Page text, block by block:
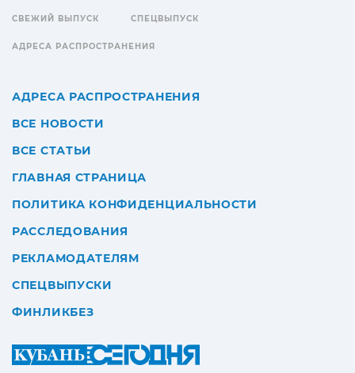
СВЕЖИЙ ВЫПУСК СПЕЦВЫПУСК
АДРЕСА РАСПРОСТРАНЕНИЯ
АДРЕСА РАСПРОСТРАНЕНИЯ
ВСЕ НОВОСТИ
ВСЕ СТАТЬИ
ГЛАВНАЯ СТРАНИЦА
ПОЛИТИКА КОНФИДЕНЦИАЛЬНОСТИ
РАССЛЕДОВАНИЯ
РЕКЛАМОДАТЕЛЯМ
СПЕЦВЫПУСКИ
ФИНЛИКБЕЗ